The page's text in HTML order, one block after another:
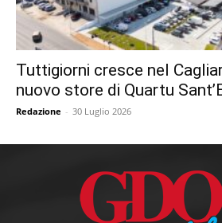
Tuttigiorni cresce nel
nuovo store di Quartu
Redazione - 30 Luglio 2026